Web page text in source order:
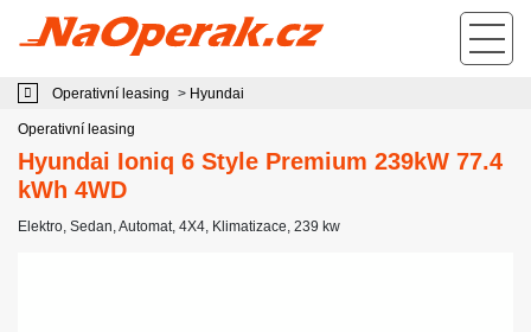
Operativní leasing Hyundai Ioniq 6 Style Premium 239kW 77.4 kWh 4WD
Operativní leasing > Hyundai
Operativní leasing
Hyundai Ioniq 6 Style Premium 239kW 77.4
kWh 4WD
Elektro, Sedan,Automat, 4X4, Klimatizace, 239 kw